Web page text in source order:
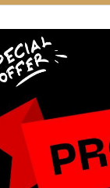
tak nie jest,
po